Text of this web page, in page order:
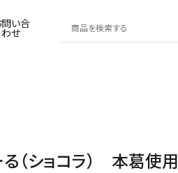
問い合
わせ
（ショコラ） 本葛使用